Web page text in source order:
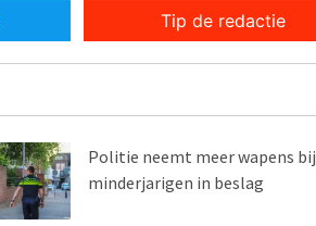
Tip de redactie
Politie neemt meer wapens bij
minderjarigen in beslag